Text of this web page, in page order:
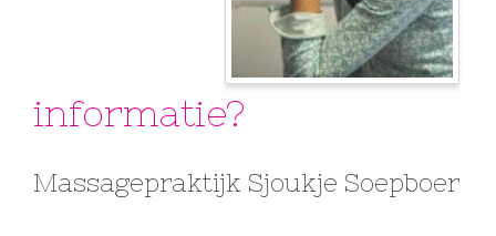
informatie?
Massagepraktijk Sjoukje Soepboer